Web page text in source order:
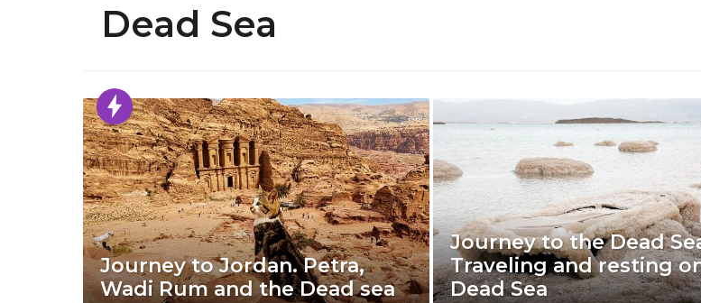
Dead Sea
Journey to Jordan. Petra,
Wadi Rum and the Dead sea
Journey to the Dead
Traveling and resting
Dead Sea